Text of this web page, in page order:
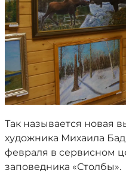
Так называется новая
художника Михаила
февраля в сервисном
заповедника «Столбы».